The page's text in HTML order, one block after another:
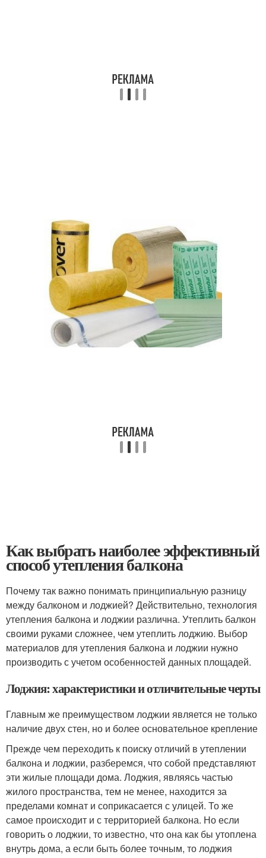
Как выбрать наиболее эффективный
способ утепления балкона
Почему так важно понимать принципиальную разницу
между балконом и лоджией? Действительно, технология
утепления балкона и лоджии различна. Утеплить балкон
своими руками сложнее, чем утеплить лоджию. Выбор
материалов для утепления балкона и лоджии нужно
производить с учетом особенностей данных площадей.
Лоджия: характеристики и отличительные черты
Главным же преимуществом лоджии является не только
наличие двух стен, но и более основательное крепление
Прежде чем переходить к поиску отличий в утеплении
балкона и лоджии, разберемся, что собой представляют
эти жилые площади дома. Лоджия, являясь частью
жилого пространства, тем не менее, находится за
пределами комнат и соприкасается с улицей. То же
самое происходит и с территорией балкона. Но если
говорить о лоджии, то известно, что она как бы утоплена
внутрь дома, а если быть более точным, то лоджия